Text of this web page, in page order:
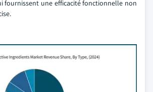
fournissent une efficacité fonctionnelle non